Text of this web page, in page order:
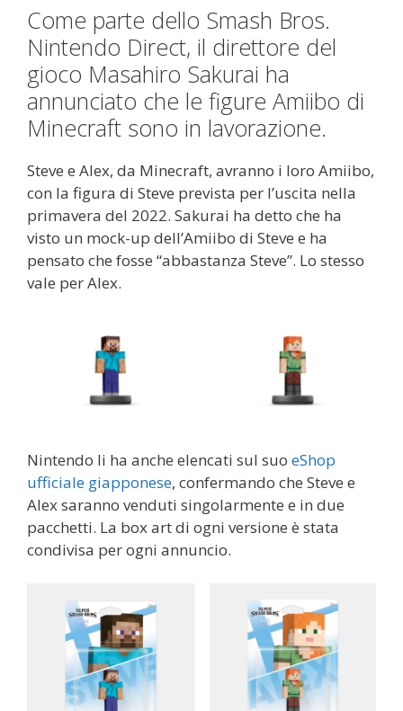
Come parte dello Smash Bros.
Nintendo Direct, il direttore del
gioco Masahiro Sakurai ha
annunciato che le figure Amiibo di
Minecraft sono in lavorazione.
Steve e Alex, da Minecraft, avranno i loro Amiibo,
con la figura di Steve prevista per l’uscita nella
primavera del 2022. Sakurai ha detto che ha
visto un mock-up dell’Amiibo di Steve e ha
pensato che fosse “abbastanza Steve”. Lo stesso
vale per Alex.
Nintendo li ha anche elencati sul suo eShop
ufficiale giapponese, confermando che Steve e
Alex saranno venduti singolarmente e in due
pacchetti. La box art di ogni versione è stata
condivisa per ogni annuncio.